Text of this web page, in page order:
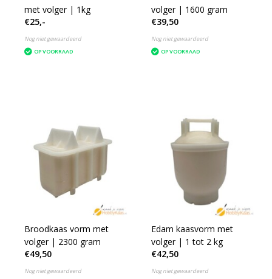
met volger | 1kg
€25,-
Nog niet gewaardeerd
OP VOORRAAD
volger | 1600 gram
€39,50
Nog niet gewaardeerd
OP VOORRAAD
Broodkaas vorm met
volger | 2300 gram
€49,50
Nog niet gewaardeerd
Edam kaasvorm met
volger | 1 tot 2 kg
€42,50
Nog niet gewaardeerd